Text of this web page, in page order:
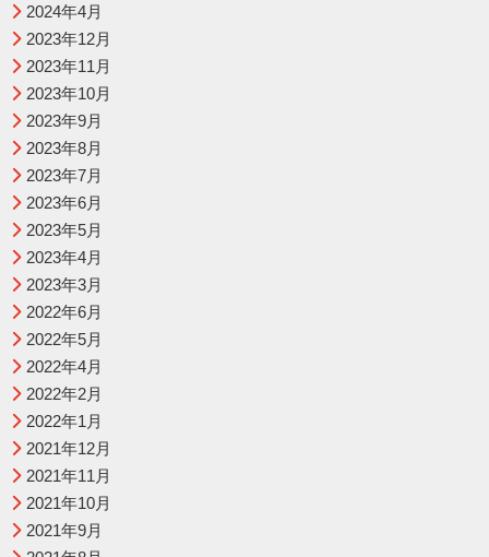
2024年4月
2023年12月
2023年11月
2023年10月
2023年9月
2023年8月
2023年7月
2023年6月
2023年5月
2023年4月
2023年3月
2022年6月
2022年5月
2022年4月
2022年2月
2022年1月
2021年12月
2021年11月
2021年10月
2021年9月